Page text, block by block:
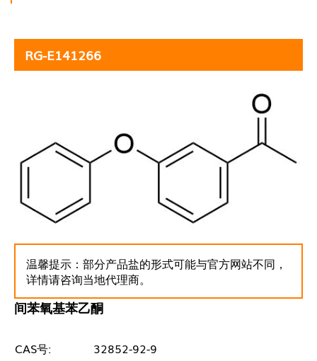
RG-E141266
温馨提示：部分产品盐的形式可能与官方网站不同，
详情请咨询当地代理商。
间苯氧基苯乙酮
CAS号:
32852-92-9